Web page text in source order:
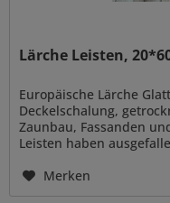
Lärche Leisten,
Europäische Lärche
Deckelschalung,
Zaunbau, Fassanden
Leisten haben
Merken